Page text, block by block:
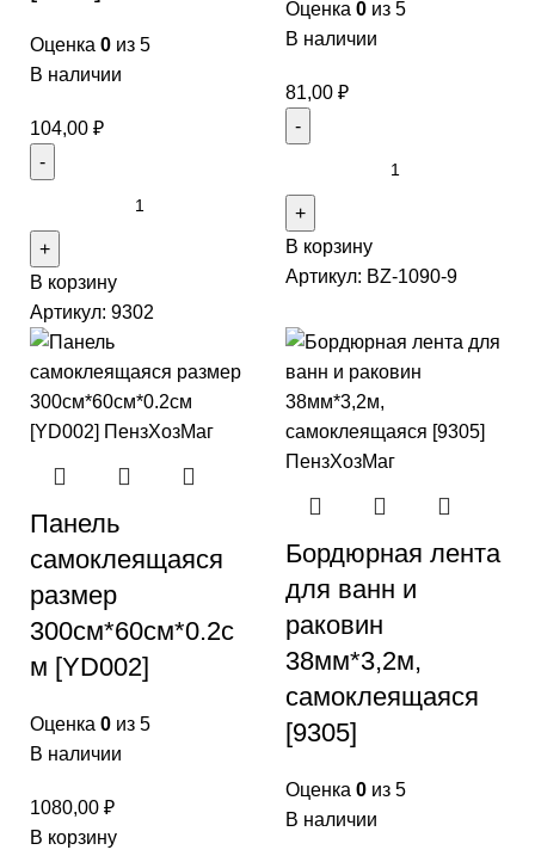
Оценка 0 из 5
В наличии
104,00 ₽
В корзину
Артикул: 9302
Оценка 0 из 5
В наличии
81,00 ₽
В корзину
Артикул: BZ-1090-9
Панель
самоклеящаяся
размер
300см*60см*0.2с
м [YD002]
Оценка 0 из 5
В наличии
1080,00 ₽
В корзину
Бордюрная лента
для ванн и
раковин
38мм*3,2м,
самоклеящаяся
[9305]
Оценка 0 из 5
В наличии